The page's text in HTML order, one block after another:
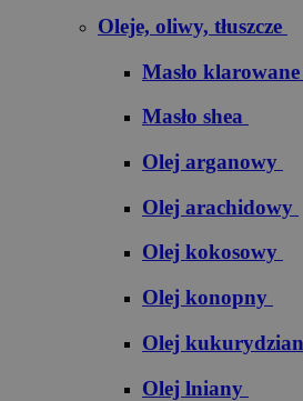
Oleje, oliwy, tłuszcze
Masło klarowane
Masło shea
Olej arganowy
Olej arachidowy
Olej kokosowy
Olej konopny
Olej
Olej lniany